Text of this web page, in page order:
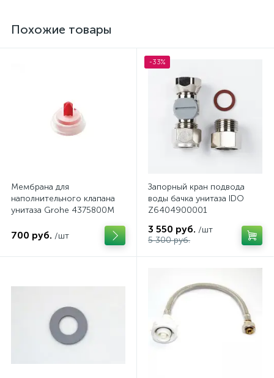
Похожие товары
Мембрана для
наполнительного клапана
унитаза Grohe 4375800M
700 руб. /шт
-33%
Запорный кран подвода
воды бачка унитаза IDO
Z6404900001
3 550 руб. /шт
5 300 руб.